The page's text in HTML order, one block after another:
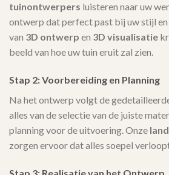
tuinontwerpers luisteren naar uw
ontwerp dat perfect past bij uw stijl
van 3D ontwerp en 3D visualisatie
beeld van hoe uw tuin eruit zal zien.
Stap 2: Voorbereiding en Planning
Na het ontwerp volgt de
alles van de selectie van de juiste
planning voor de uitvoering. Onze
zorgen ervoor dat alles soepel